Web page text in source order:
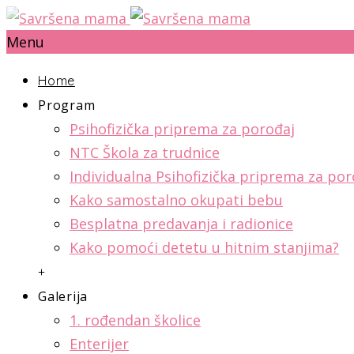
Menu
Home
Program
Psihofizička priprema za porođaj
NTC Škola za trudnice
Individualna Psihofizička priprema za
Kako samostalno okupati bebu
Besplatna predavanja i radionice
Kako pomoći detetu u hitnim stanjima?
+
Galerija
1. rođendan školice
Enterijer